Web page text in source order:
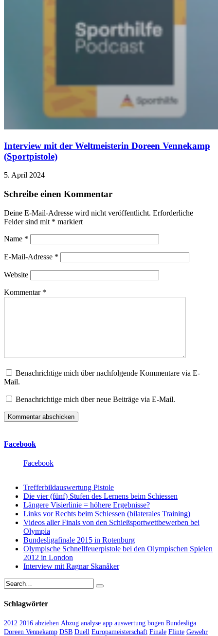
Interview mit der Weltmeisterin Doreen Vennekamp
(Sportpistole)
5. April 2024
Schreibe einen Kommentar
Deine E-Mail-Adresse wird nicht veröffentlicht. Erforderliche
Felder sind mit * markiert
Name *
E-Mail-Adresse *
Website
Kommentar *
Benachrichtige mich über nachfolgende Kommentare via E-
Mail.
Benachrichtige mich über neue Beiträge via E-Mail.
Facebook
Facebook
Trefferbildauswertung Pistole
Die vier (fünf) Stufen des Lernens beim Schiessen
Längere Visierlinie = höhere Ergebnisse?
Links vor Rechts beim Schiessen (bilaterales Training)
Videos aller Finals von den Schießsportwettbewerben bei
Olympia
Bundesligafinale 2015 in Rotenburg
Olympische Schnellfeuerpistole bei den Olympischen Spielen
2012 in London
Interview mit Ragnar Skanåker
Schlagwörter
2012 2016 abziehen Abzug analyse app auswertung bogen Bundesliga
Doreen Vennekamp DSB Duell Europameisterschaft Finale Flinte Gewehr